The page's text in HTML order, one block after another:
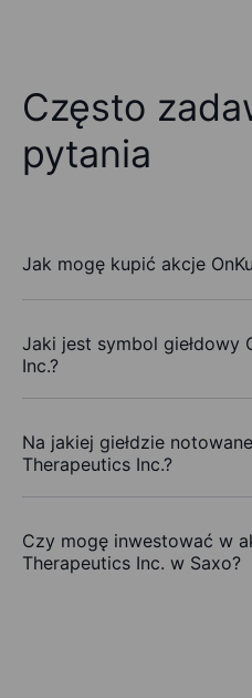
Często
pytania
Jak mogę kupić akcje
Jaki jest symbol giełdowy
Inc.?
Na jakiej giełdzie
Therapeutics Inc.?
Czy mogę inwestować w
Therapeutics Inc. w Saxo?